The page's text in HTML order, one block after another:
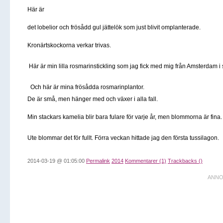
Här är
det lobelior och frösådd gul jättelök som just blivit omplanterade.
Kronärtskockorna verkar trivas.
Här är min lilla rosmarinstickling som jag fick med mig från Amsterdam i
Och här är mina frösådda rosmarinplantor.
De är små, men hänger med och växer i alla fall.
Min stackars kamelia blir bara fulare för varje år, men blommorna är fina.
Ute blommar det för fullt. Förra veckan hittade jag den första tussilagon.
2014-03-19 @ 01:05:00 Permalink 2014 Kommentarer (1) Trackbacks ()